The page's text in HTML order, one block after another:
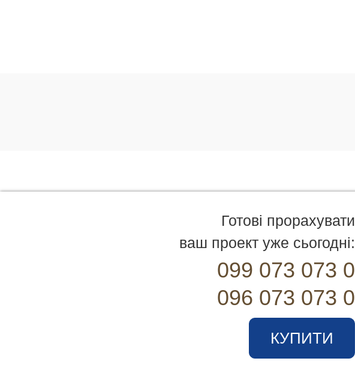
Готові прорахувати
ваш проект уже сьогодні:
099 073 073 0
096 073 073 0
КУПИТИ